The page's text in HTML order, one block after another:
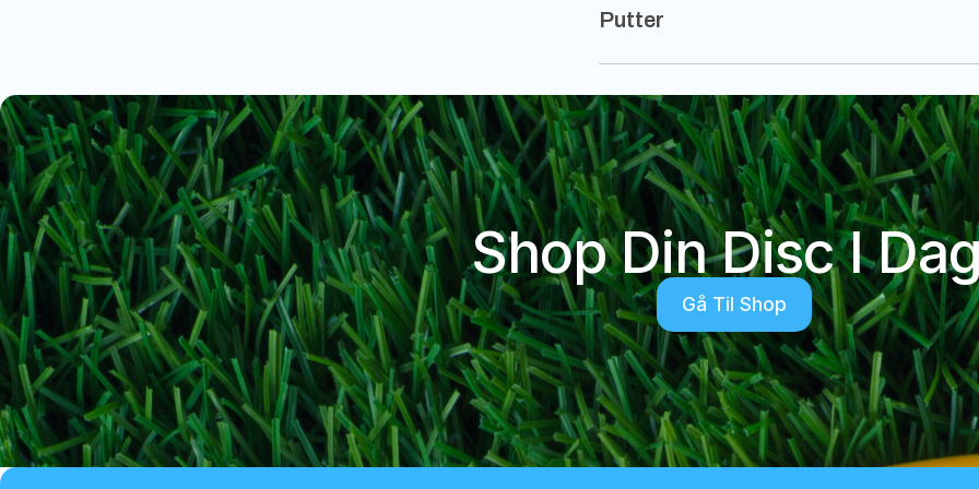
Putter
Shop Din Disc I
Gå Til Shop